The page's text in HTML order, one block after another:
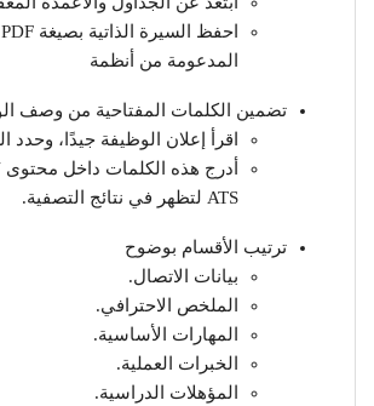
المدعومة من أنظمة
تضمين الكلمات المفتاحية من وصف
اقرأ إعلان الوظيفة جيدًا، وحدد
ATS لتظهر في نتائج التصفية.
ترتيب الأقسام بوضوح
بيانات الاتصال.
الملخص الاحترافي.
المهارات الأساسية.
الخبرات العملية.
المؤهلات الدراسية.